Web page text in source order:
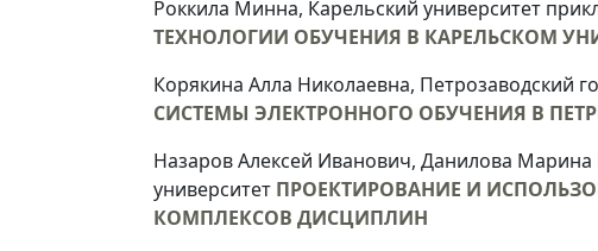
Роккила Минна, Карельский университет
ТЕХНОЛОГИИ ОБУЧЕНИЯ В КАРЕЛЬСКОМ
Корякина Алла Николаевна, Петрозаводский
СИСТЕМЫ ЭЛЕКТРОННОГО ОБУЧЕНИЯ В
Назаров Алексей Иванович, Данилова
университет ПРОЕКТИРОВАНИЕ И
КОМПЛЕКСОВ ДИСЦИПЛИН